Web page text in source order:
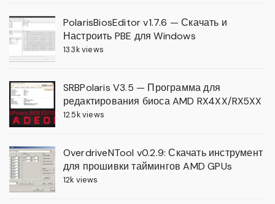
PolarisBiosEditor v1.7.6 — Скачать и
Настроить PBE для Windows
13.3k views
SRBPolaris V3.5 — Программа для
редактирования биоса AMD RX4XX/RX5XX
12.5k views
OverdriveNTool v0.2.9: Скачать инструмент
для прошивки таймингов AMD GPUs
12k views